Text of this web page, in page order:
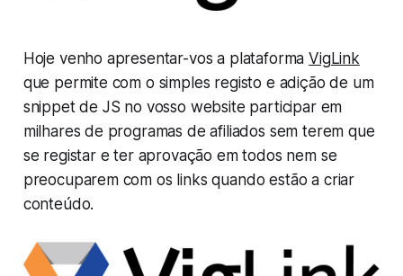
Hoje venho apresentar-vos a plataformaVigLink
que permite com o simples registo e adição de um
snippet de JS no vosso website participar em
milhares de programas de afiliados sem terem que
se registar e ter aprovação em todos nem se
preocuparem com os links quando estão a criar
conteúdo.